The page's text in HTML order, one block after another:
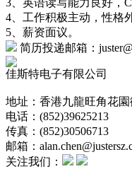
3、英语读写能力良好，
4、工作积极主动，性格
5、薪资面议。
简历投递邮箱：
佳斯特电子有限公司
地址：香港九龍旺角花
电话：(852)39625213
传真：(852)30506713
邮箱：
关注我们：